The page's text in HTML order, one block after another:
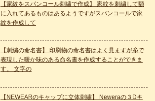
【家紋をスパンコール刺繍で作成】 家紋を刺繍して額
に入れてあるものはあるようですがスパンコールで家
紋を作成して
【刺繍の命名書】 印刷物の命名書はよく見ますが糸で
表現した暖か味のある命名書を作成することができま
す。 文字の
【NEWEARのキャップに立体刺繍】 Neweraの３Dキ